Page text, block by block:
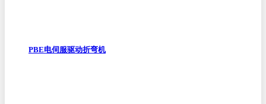
PBE电伺服驱动折弯机